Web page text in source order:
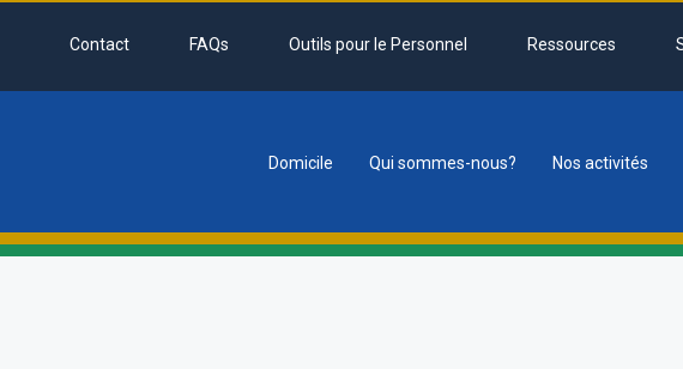
Contact FAQs Outils pour le Personnel Ressources
Domicile Qui sommes-nous? Nos activités